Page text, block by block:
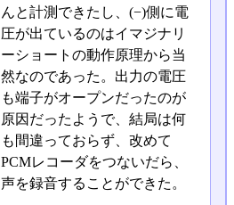
んと計測できたし、(−)側に電
圧が出ているのはイマジナリ
ーショートの動作原理から当
然なのであった。出力の電圧
も端子がオープンだったのが
原因だったようで、結局は何
も間違っておらず、改めて
PCMレコーダをつないだら、
声を録音することができた。